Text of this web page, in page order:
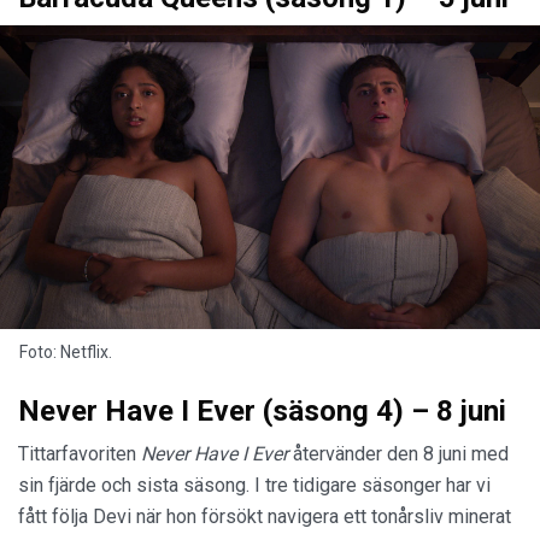
Foto: Netflix.
Never Have I Ever (säsong 4) – 8 juni
Tittarfavoriten Never Have I Everåtervänder den 8 juni med
sin fjärde och sista säsong. I tre tidigare säsonger har vi
fått följa Devi när hon försökt navigera ett tonårsliv minerat